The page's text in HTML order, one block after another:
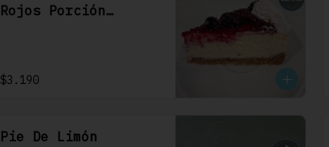
Rojos Porción
$3.190
Pie De Limón